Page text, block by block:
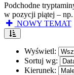
Podchodne
w pozycji piątej – np.
NOWY TEMAT
Wyświetl:
Sortuj wg:
Kierunek: